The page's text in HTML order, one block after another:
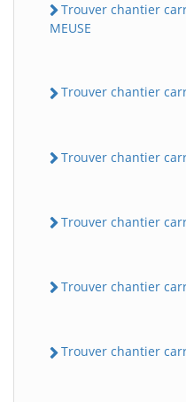
Trouver chantier
MEUSE
Trouver chantier
Trouver chantier
Trouver chantier
Trouver chantier
Trouver chantier